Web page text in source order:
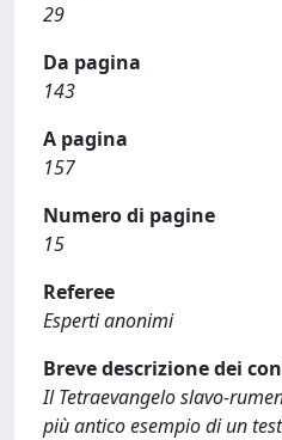
29
Da pagina
143
A pagina
157
Numero di pagine
15
Referee
Esperti anonimi
Breve descrizione dei
Il Tetraevangelo slavo-
più antico esempio di un